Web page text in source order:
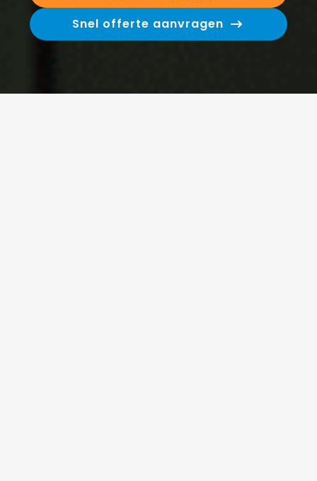
Snel offerte aanvragen